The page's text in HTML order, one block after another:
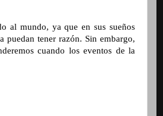
al mundo, ya que en sus sueños
puedan tener razón. Sin embargo,
cuando los eventos de la